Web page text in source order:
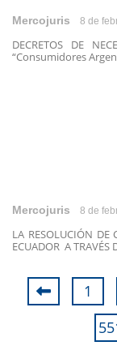
Mercojuris 8 de
DECRETOS DE
“Consumidores
Mercojuris 8 de
LA RESOLUCIÓN DE
ECUADOR A
1